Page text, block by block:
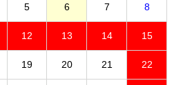
5 6 7 8
12 13 14 15
19 20 21 22